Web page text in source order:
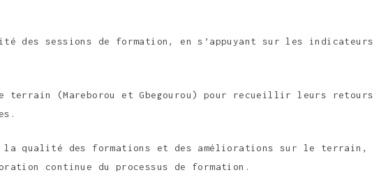
des sessions de formation, en s’appuyant sur les indicateurs
(Mareborou et Gbegourou) pour recueillir leurs retours
la qualité des formations et des améliorations sur le terrain,
continue du processus de formation.